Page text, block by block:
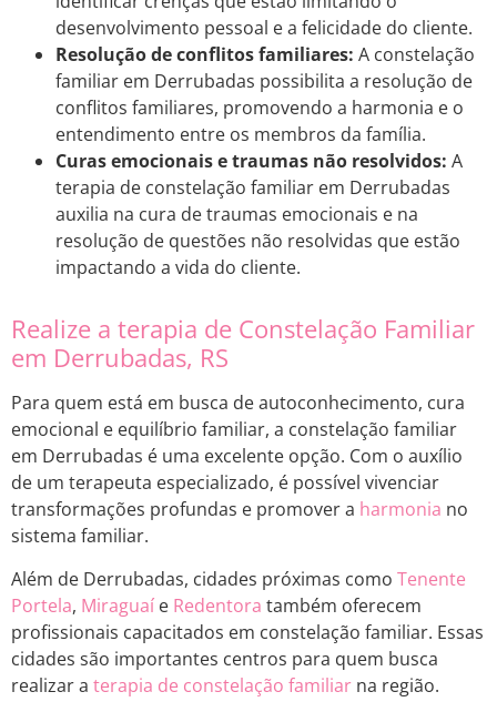
desenvolvimento pessoal e a felicidade do cliente.
Resolução de conflitos familiares: A constelação
familiar em Derrubadas possibilita a resolução de
conflitos familiares, promovendo a harmonia e o
entendimento entre os membros da família.
Curas emocionais e traumas não resolvidos: A
terapia de constelação familiar em Derrubadas
auxilia na cura de traumas emocionais e na
resolução de questões não resolvidas que estão
impactando a vida do cliente.
Realize a terapia de Constelação Familiar
em Derrubadas, RS
Para quem está em busca de autoconhecimento, cura
emocional e equilíbrio familiar, a constelação familiar
em Derrubadas é uma excelente opção. Com o auxílio
de um terapeuta especializado, é possível vivenciar
transformações profundas e promover a harmonia no
sistema familiar.
Além de Derrubadas, cidades próximas como Tenente
Portela, Miraguaí e Redentora também oferecem
profissionais capacitados em constelação familiar. Essas
cidades são importantes centros para quem busca
realizar a terapia de constelação familiar na região.